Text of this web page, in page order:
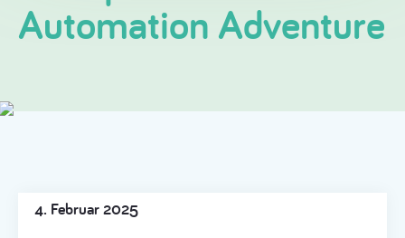
Automation Adventure
4. Februar 2025